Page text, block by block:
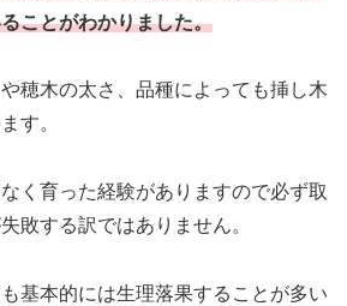
ことがわかりました。
穂木の太さ、品種によっても挿し木
す。
く育った経験がありますので必ず取
敗する訳ではありません。
基本的には生理落果することが多い